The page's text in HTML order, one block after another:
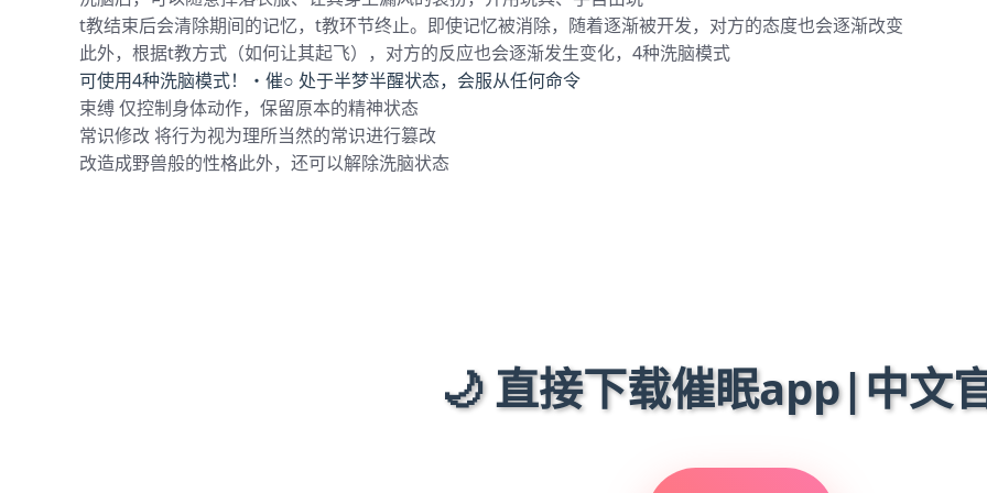
t教结束后会清除期间的记忆，t教环节终止。即使记忆被消除，随着逐渐被开发，对方的态度也会逐渐改变
此外，根据t教方式（如何让其起飞），对方的反应也会逐渐发生变化，4种洗脑模式
可使用4种洗脑模式！・催○ 处于半梦半醒状态，会服从任何命令
束缚 仅控制身体动作，保留原本的精神状态
常识修改 将行为视为理所当然的常识进行篡改
改造成野兽般的性格此外，还可以解除洗脑状态
🌙 直接下载催眠app|中文